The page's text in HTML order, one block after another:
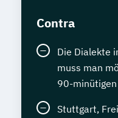
Contra
Die Dialekte
muss man
90-
Stuttgart,